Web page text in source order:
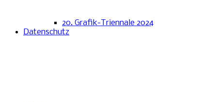
20. Grafik-Triennale 2024
Datenschutz